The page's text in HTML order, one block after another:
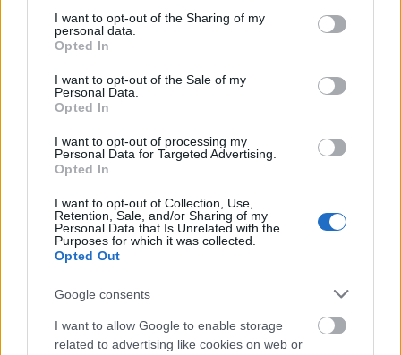
not limited to your visit or usage behaviour. You may click to
grant or deny consent to Google and its third-party tags to
use your data for below specified purposes in below Google
consent section.
I want to opt-out of the Sharing of my
personal data.
Opted In
I want to opt-out of the Sale of my
Personal Data.
Opted In
I want to opt-out of processing my
Personal Data for Targeted Advertising.
Opted In
I want to opt-out of Collection, Use,
Retention, Sale, and/or Sharing of my
Personal Data that Is Unrelated with the
Purposes for which it was collected.
Opted Out
Google consents
I want to allow Google to enable storage
related to advertising like cookies on web or
Απευθυνόμενος στου στρατεύσιμους που
ύψωσαν τη σημαία τους είπε πως η θητεία τους
τόνισε:"Θα θυμάστε αυτές τις μέρες και θας σας
είναι αξέχαστες αργότερα".